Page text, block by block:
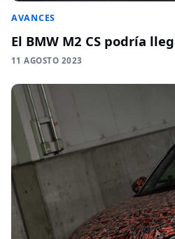
AVANCES
El BMW M2 CS podría
11 AGOSTO 2023